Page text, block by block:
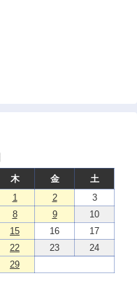
木 金
土
1
2
3
8 9
10
15 16
17
22 23
24
29